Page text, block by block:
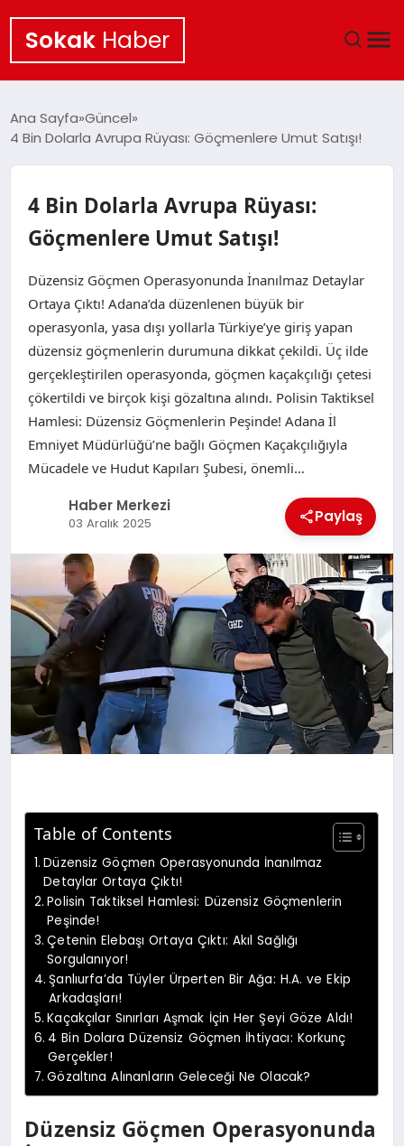
Sokak Haber
POLITIKA
GÜNCEL
KÜLTÜR SANAT
SAĞLIK
TEKNOLOJI
Ana Sayfa Güncel
4 Bin Dolarla Avrupa Rüyası: Göçmenlere Umut Satışı!
4 Bin Dolarla Avrupa Rüyası:
Göçmenlere Umut Satışı!
Düzensiz Göçmen Operasyonunda İnanılmaz Detaylar
Ortaya Çıktı! Adana’da düzenlenen büyük bir
operasyonla, yasa dışı yollarla Türkiye’ye giriş yapan
düzensiz göçmenlerin durumuna dikkat çekildi. Üç ilde
gerçekleştirilen operasyonda, göçmen kaçakçılığı çetesi
çökertildi ve birçok kişi gözaltına alındı. Polisin Taktiksel
Hamlesi: Düzensiz Göçmenlerin Peşinde! Adana İl
Emniyet Müdürlüğü’ne bağlı Göçmen Kaçakçılığıyla
Mücadele ve Hudut Kapıları Şubesi, önemli…
Haber Merkezi
03 Aralık 2025 Paylaş
Table of Contents
Düzensiz Göçmen Operasyonunda İnanılmaz
Detaylar Ortaya Çıktı!
Polisin Taktiksel Hamlesi: Düzensiz Göçmenlerin
Peşinde!
Çetenin Elebaşı Ortaya Çıktı: Akıl Sağlığı
Sorgulanıyor!
Şanlıurfa’da Tüyler Ürperten Bir Ağa: H.A. ve Ekip
Arkadaşları!
Kaçakçılar Sınırları Aşmak İçin Her Şeyi Göze Aldı!
4 Bin Dolara Düzensiz Göçmen İhtiyacı: Korkunç
Gerçekler!
Gözaltına Alınanların Geleceği Ne Olacak?
Düzensiz Göçmen Operasyonunda